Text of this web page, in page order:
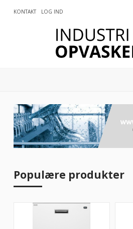
KONTAKT LOG IND
Populære produkter